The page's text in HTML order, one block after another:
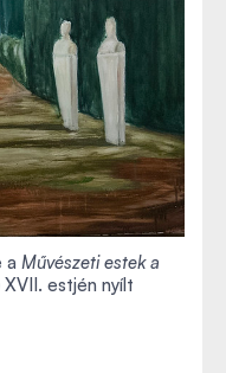
a Művészeti estek a
XVII. estjén nyílt